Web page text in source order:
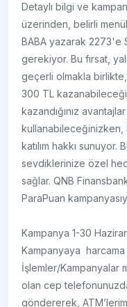
Detaylı bilgi ve
üzerinden, belirli
BABA yazarak 2273'e
gerekiyor. Bu fırsat,
geçerli olmakla birlikte,
300 TL
kazandığınız
katılım hakkı sunuyor.
sevdiklerinize özel
sağlar. QNB
ParaPuan
Kampanya 1-30
Kampanyaya
İşlemler/Kampanyalar
olan cep
göndererek,